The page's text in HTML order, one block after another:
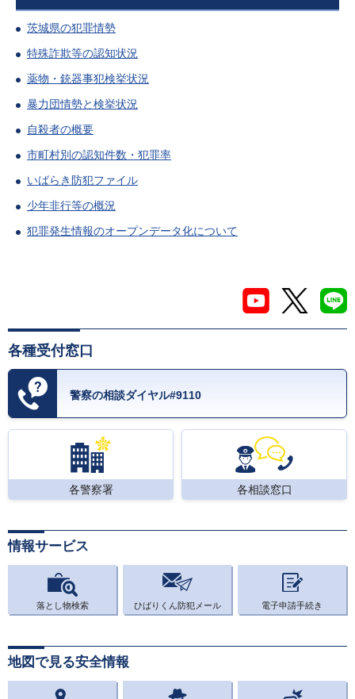
茨城県の犯罪情勢
特殊詐欺等の認知状況
薬物・銃器事犯検挙状況
暴力団情勢と検挙状況
自殺者の概要
市町村別の認知件数・犯罪率
いばらき防犯ファイル
少年非行等の概況
犯罪発生情報のオープンデータ化について
各種受付窓口
警察の相談ダイヤル#9110
各警察署 各相談窓口
情報サービス
落とし物検索 ひばりくん防犯メール 電子申請手続き
地図で見る安全情報